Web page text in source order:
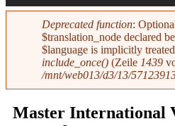
Fehlermeldung
Deprecated function:
$translation_node declared
$language is implicitly
include_once() (Zeile 1439
/mnt/web013/d3/13/
Master International